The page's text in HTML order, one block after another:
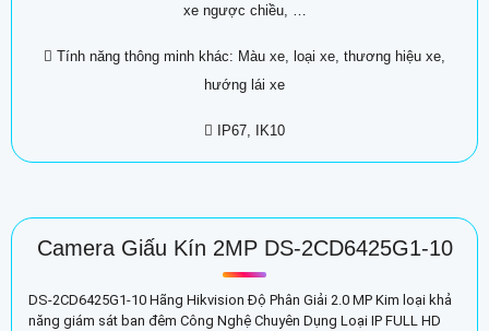
xe ngược chiều, …
 Tính năng thông minh khác: Màu xe, loại xe, thương hiệu xe,
hướng lái xe
 IP67, IK10
Camera Giấu Kín 2MP DS-2CD6425G1-10
DS-2CD6425G1-10 Hãng Hikvision Độ Phân Giải 2.0 MP Kim loại khả
năng giám sát ban đêm Công Nghệ Chuyên Dụng Loại IP FULL HD